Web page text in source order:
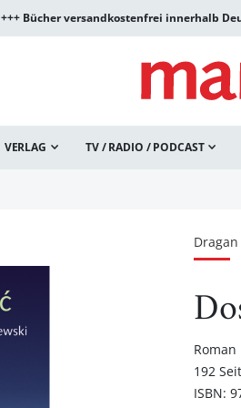
+++ Bücher versandkostenfrei innerhalb
VERLAG TV / RADIO / PODCAST
Roman
192
ISBN: